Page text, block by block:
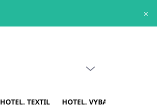
✕
HOTEL. TEXTIL HOTEL. VYBAVENIE